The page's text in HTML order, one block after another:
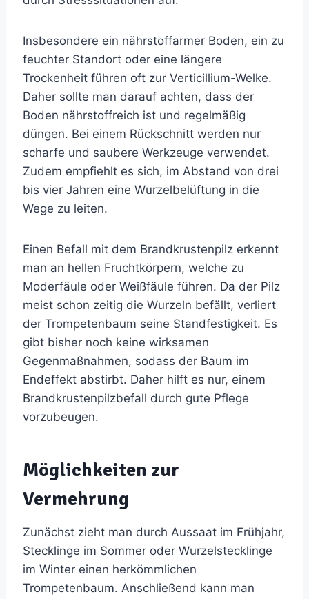
Insbesondere ein nährstoffarmer Boden, ein zu
feuchter Standort oder eine längere
Trockenheit führen oft zur Verticillium-Welke.
Daher sollte man darauf achten, dass der
Boden nährstoffreich ist und regelmäßig
düngen. Bei einem Rückschnitt werden nur
scharfe und saubere Werkzeuge verwendet.
Zudem empfiehlt es sich, im Abstand von drei
bis vier Jahren eine Wurzelbelüftung in die
Wege zu leiten.
Einen Befall mit dem Brandkrustenpilz erkennt
man an hellen Fruchtkörpern, welche zu
Moderfäule oder Weißfäule führen. Da der Pilz
meist schon zeitig die Wurzeln befällt, verliert
der Trompetenbaum seine Standfestigkeit. Es
gibt bisher noch keine wirksamen
Gegenmaßnahmen, sodass der Baum im
Endeffekt abstirbt. Daher hilft es nur, einem
Brandkrustenpilzbefall durch gute Pflege
vorzubeugen.
Möglichkeiten zur
Vermehrung
Zunächst zieht man durch Aussaat im Frühjahr,
Stecklinge im Sommer oder Wurzelstecklinge
im Winter einen herkömmlichen
Trompetenbaum. Anschließend kann man